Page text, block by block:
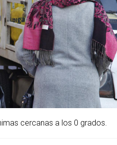
cercanas a los 0 grados.